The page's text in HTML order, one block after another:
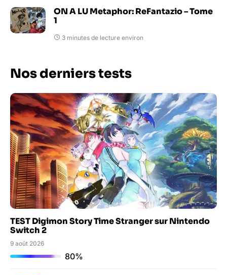
ON A LU Metaphor: ReFantazio – Tome
1
3 minutes de lecture environ
Nos derniers tests
TEST Digimon Story Time Stranger sur Nintendo
Switch 2
9 août 2026
80%